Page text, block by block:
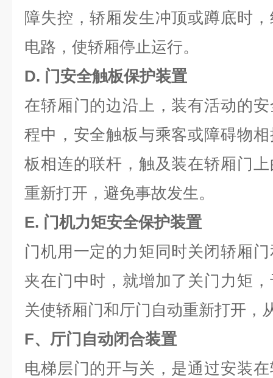
障失控，轿厢发生冲顶或蹲底时
电路，使轿厢停止运行。
D. 门安全触板保护装置
在轿厢门的边沿上，装有活动的
程中，安全触板与乘客或障碍物
板相连的联杆，触及装在轿厢门
重新打开，避免事故发生。
E. 门机力矩安全保护装置
门机用一定的力矩同时关闭轿厢
夹在门中时，就增加了关门力矩
关使轿厢门和厅门自动重新打开，
F、厅门自动闭合装置
电梯层门的开与关，是通过安装